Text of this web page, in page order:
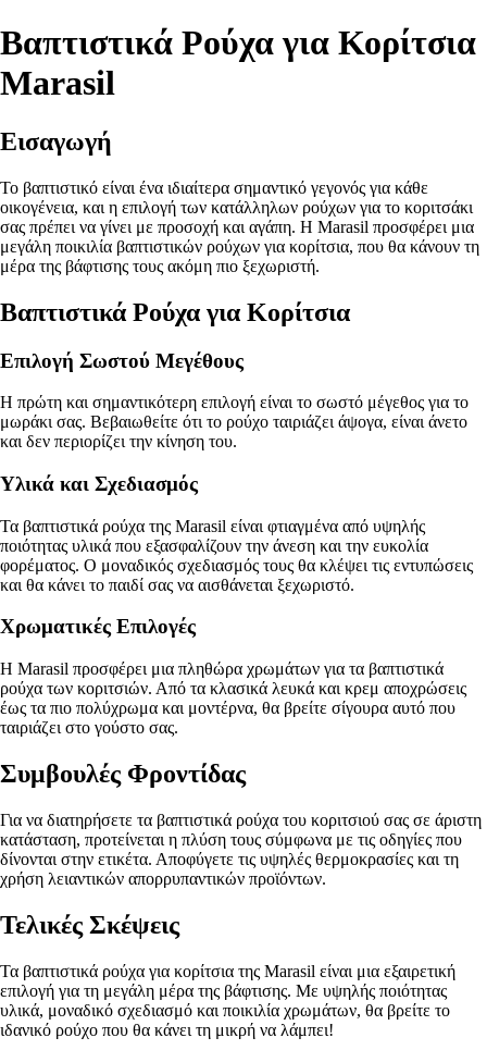
Βαπτιστικά Ρούχα για Κορίτσια
Marasil
Εισαγωγή
Το βαπτιστικό είναι ένα ιδιαίτερα σημαντικό γεγονός για κάθε
οικογένεια, και η επιλογή των κατάλληλων ρούχων για το κοριτσάκι
σας πρέπει να γίνει με προσοχή και αγάπη. Η Marasil προσφέρει μια
μεγάλη ποικιλία βαπτιστικών ρούχων για κορίτσια, που θα κάνουν τη
μέρα της βάφτισης τους ακόμη πιο ξεχωριστή.
Βαπτιστικά Ρούχα για Κορίτσια
Επιλογή Σωστού Μεγέθους
Η πρώτη και σημαντικότερη επιλογή είναι το σωστό μέγεθος για το
μωράκι σας. Βεβαιωθείτε ότι το ρούχο ταιριάζει άψογα, είναι άνετο
και δεν περιορίζει την κίνηση του.
Υλικά και Σχεδιασμός
Τα βαπτιστικά ρούχα της Marasil είναι φτιαγμένα από υψηλής
ποιότητας υλικά που εξασφαλίζουν την άνεση και την ευκολία
φορέματος. Ο μοναδικός σχεδιασμός τους θα κλέψει τις εντυπώσεις
και θα κάνει το παιδί σας να αισθάνεται ξεχωριστό.
Χρωματικές Επιλογές
Η Marasil προσφέρει μια πληθώρα χρωμάτων για τα βαπτιστικά
ρούχα των κοριτσιών. Από τα κλασικά λευκά και κρεμ αποχρώσεις
έως τα πιο πολύχρωμα και μοντέρνα, θα βρείτε σίγουρα αυτό που
ταιριάζει στο γούστο σας.
Συμβουλές Φροντίδας
Για να διατηρήσετε τα βαπτιστικά ρούχα του κοριτσιού σας σε άριστη
κατάσταση, προτείνεται η πλύση τους σύμφωνα με τις οδηγίες που
δίνονται στην ετικέτα. Αποφύγετε τις υψηλές θερμοκρασίες και τη
χρήση λειαντικών απορρυπαντικών προϊόντων.
Τελικές Σκέψεις
Τα βαπτιστικά ρούχα για κορίτσια της Marasil είναι μια εξαιρετική
επιλογή για τη μεγάλη μέρα της βάφτισης. Με υψηλής ποιότητας
υλικά, μοναδικό σχεδιασμό και ποικιλία χρωμάτων, θα βρείτε το
ιδανικό ρούχο που θα κάνει τη μικρή να λάμπει!